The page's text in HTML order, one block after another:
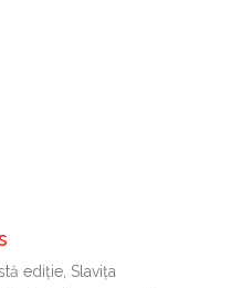
ediție, Slavița